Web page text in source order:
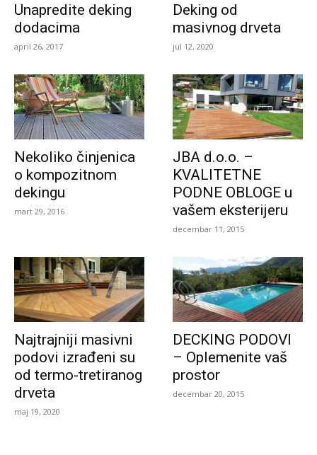
Unapredite deking
dodacima
april 26, 2017
Deking od
masivnog drveta
jul 12, 2020
Nekoliko činjenica
o kompozitnom
dekingu
mart 29, 2016
JBA d.o.o. –
KVALITETNE
PODNE OBLOGE u
vašem eksterijeru
decembar 11, 2015
Najtrajniji masivni
podovi izrađeni su
od termo-tretiranog
drveta
maj 19, 2020
DECKING PODOVI
– Oplemenite vaš
prostor
decembar 20, 2015